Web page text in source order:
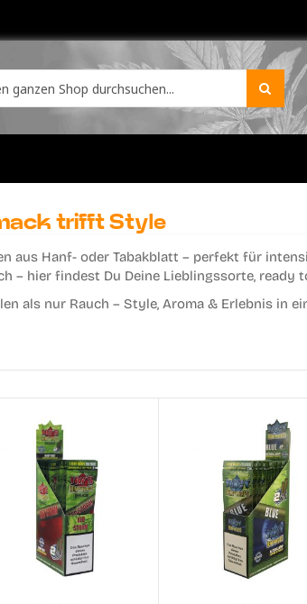
trifft Style
aus Hanf- oder Tabakblatt – perfekt für
– hier findest Du Deine Lieblingssorte, ready
als nur Rauch – Style, Aroma & Erlebnis in